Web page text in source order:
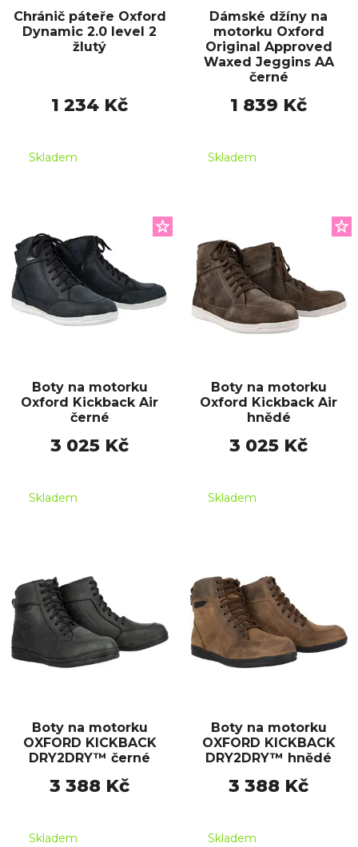
Chránič páteře Oxford
Dynamic 2.0 level 2
žlutý
1 234 Kč
Skladem
Dámské džíny na
motorku Oxford
Original Approved
Waxed Jeggins AA
černé
1 839 Kč
Skladem
Boty na motorku
Oxford Kickback Air
černé
3 025 Kč
Skladem
Boty na motorku
Oxford Kickback Air
hnědé
3 025 Kč
Skladem
Boty na motorku
OXFORD KICKBACK
DRY2DRY™ černé
3 388 Kč
Skladem
Boty na motorku
OXFORD KICKBACK
DRY2DRY™ hnědé
3 388 Kč
Skladem